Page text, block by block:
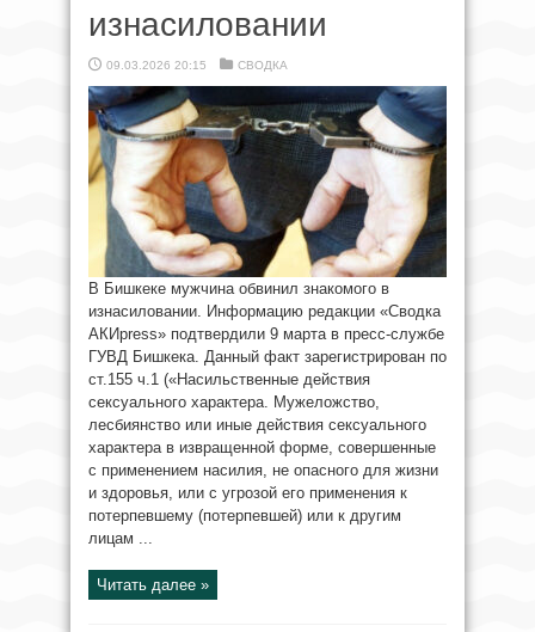
изнасиловании
09.03.2026 20:15 СВОДКА
В Бишкеке мужчина обвинил знакомого в
изнасиловании. Информацию редакции «Сводка
АКИpress» подтвердили 9 марта в пресс-службе
ГУВД Бишкека. Данный факт зарегистрирован по
ст.155 ч.1 («Насильственные действия
сексуального характера. Мужеложство,
лесбиянство или иные действия сексуального
характера в извращенной форме, совершенные
с применением насилия, не опасного для жизни
и здоровья, или с угрозой его применения к
потерпевшему (потерпевшей) или к другим
лицам ...
Читать далее »